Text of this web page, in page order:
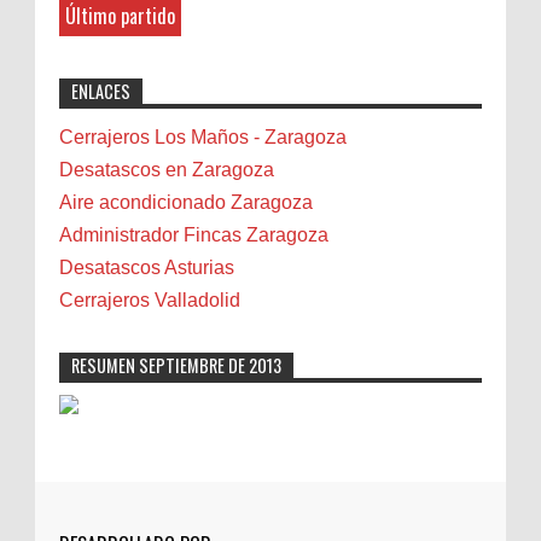
8-27-2025
"Great post! Resources like this are
professional solutions. Highly recommended!"
Benalmádena
Bicicletas
Bilbao
Biota
Camareta
Cáncer
Carmela Sauras
Carnavales
Castellón
Cerrajeros
Último partido
ENLACES
Cerrajeros Los Maños - Zaragoza
Desatascos en Zaragoza
Aire acondicionado Zaragoza
Administrador Fincas Zaragoza
Desatascos Asturias
Cerrajeros Valladolid
RESUMEN SEPTIEMBRE DE 2013